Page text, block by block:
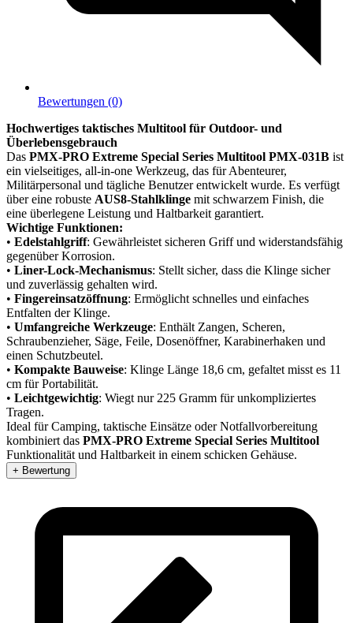
Bewertungen (0)
Hochwertiges taktisches Multitool für Outdoor- und
Überlebensgebrauch
Das PMX-PRO Extreme Special Series Multitool PMX-031B ist
ein vielseitiges, all-in-one Werkzeug, das für Abenteurer,
Militärpersonal und tägliche Benutzer entwickelt wurde. Es verfügt
über eine robuste AUS8-Stahlklinge mit schwarzem Finish, die
eine überlegene Leistung und Haltbarkeit garantiert.
Wichtige Funktionen:
• Edelstahlgriff: Gewährleistet sicheren Griff und widerstandsfähig
gegenüber Korrosion.
• Liner-Lock-Mechanismus: Stellt sicher, dass die Klinge sicher
und zuverlässig gehalten wird.
• Fingereinsatzöffnung: Ermöglicht schnelles und einfaches
Entfalten der Klinge.
• Umfangreiche Werkzeuge: Enthält Zangen, Scheren,
Schraubenzieher, Säge, Feile, Dosenöffner, Karabinerhaken und
einen Schutzbeutel.
• Kompakte Bauweise: Klinge Länge 18,6 cm, gefaltet misst es 11
cm für Portabilität.
• Leichtgewichtig: Wiegt nur 225 Gramm für unkompliziertes
Tragen.
Ideal für Camping, taktische Einsätze oder Notfallvorbereitung
kombiniert das PMX-PRO Extreme Special Series Multitool
Funktionalität und Haltbarkeit in einem schicken Gehäuse.
+ Bewertung